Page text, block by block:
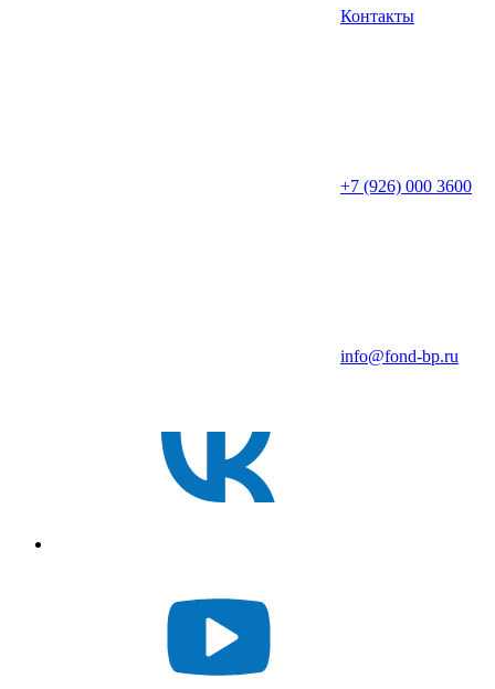
Контакты
+7 (926) 000 3600
info@fond-bp.ru